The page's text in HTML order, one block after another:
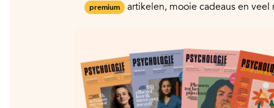
premium artikelen, mooie cadeaus en veel